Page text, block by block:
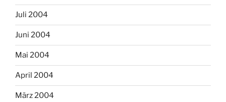
Juli 2004
Juni 2004
Mai 2004
April 2004
März 2004